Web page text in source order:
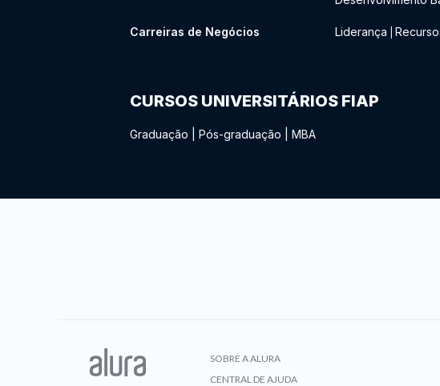
Carreiras de Negócios Liderança
CURSOS UNIVERSITÁRIOS FIAP
Graduação Pós-graduação MBA
SOBRE A ALURA
CENTRAL DE AJUDA